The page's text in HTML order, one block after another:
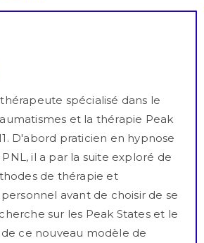
spécialisé dans le
et la thérapie Peak
D'abord praticien en hypnose
il a par la suite exploré de
de thérapie et
avant de choisir de se
sur les Peak States et le
ce nouveau modèle de